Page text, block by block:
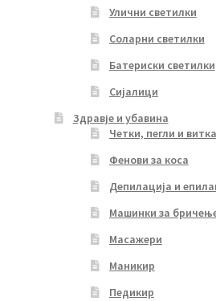
Улични светилки
Соларни светилки
Батериски светилки
Сијалици
Здравје и убавина
Четки, пегли и
Фенови за коса
Депилација и
Машинки за
Масажери
Маникир
Педикир